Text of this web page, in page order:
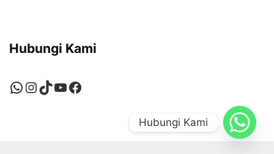
Hubungi Kami
WhatsApp
Instagram
TikTok
YouTube
Facebook
Hubungi Kami